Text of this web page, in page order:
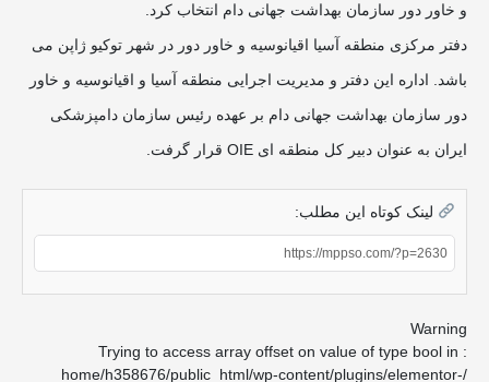
و خاور دور سازمان بهداشت جهانی دام انتخاب کرد.
دفتر مرکزی منطقه آسیا اقیانوسیه و خاور دور در شهر توکیو ژاپن می
باشد. اداره این دفتر و مدیریت اجرایی منطقه آسیا و اقیانوسیه و خاور
دور سازمان بهداشت جهانی دام بر عهده رئیس سازمان دامپزشکی
ایران به عنوان دبیر کل منطقه ای OIE قرار گرفت.
لینک کوتاه این مطلب:
Warning
/home/h358676/public_html/wp-content/plugins/elementor-